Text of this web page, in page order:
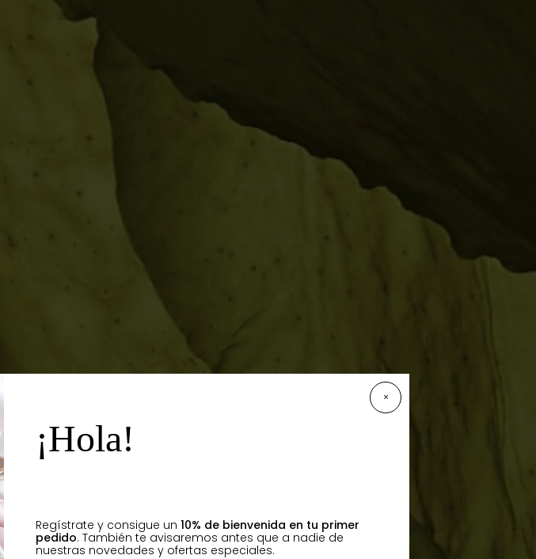
×
¡Hola!
Regístrate y consigue un 10% de bienvenida en tu primer
pedido. También te avisaremos antes que a nadie de
nuestras novedades y ofertas especiales.